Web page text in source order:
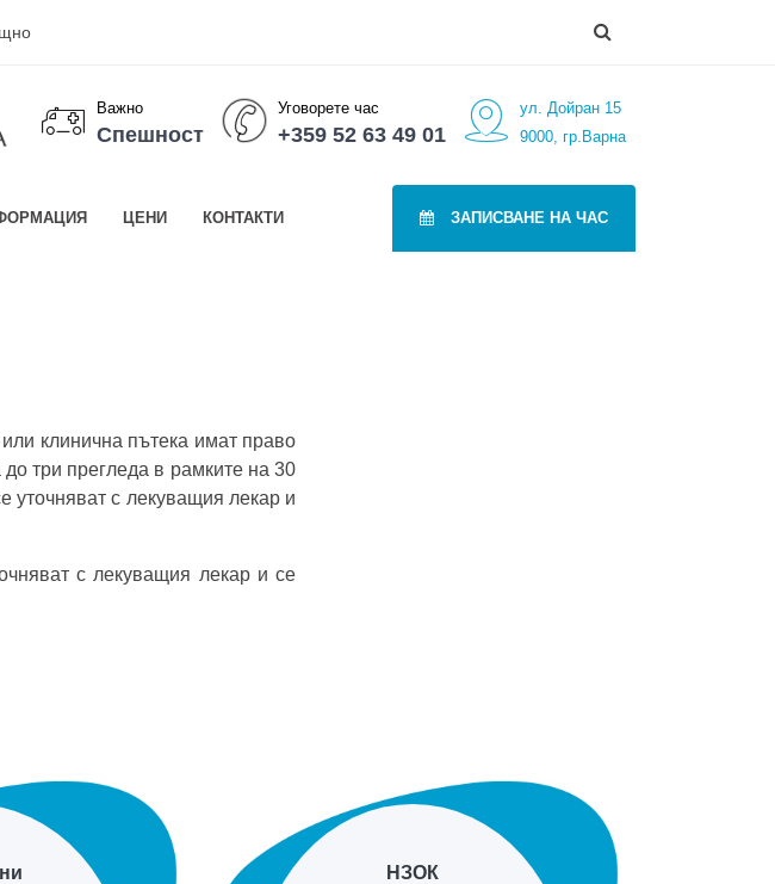
Важно
Спешност
Уговорете час
+359 52 63 49 01
ул. Дойран 15
9000, гр.Варна
ЦЕНИ КОНТАКТИ ЗАПИСВАНЕ НА ЧАС
клинична пътека имат право
три прегледа в рамките на 30
уточняват с лекуващия лекар и
с лекуващия лекар и се
НЗОК